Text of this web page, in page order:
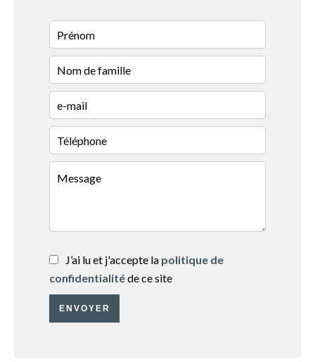
J’ai lu et j'accepte la politique de
confidentialitéde ce site
ENVOYER